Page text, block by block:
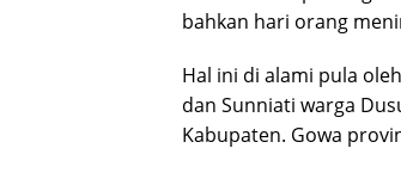
bahkan hari orang
Hal ini di alami pula
dan Sunniati warga
Kabupaten. Gowa